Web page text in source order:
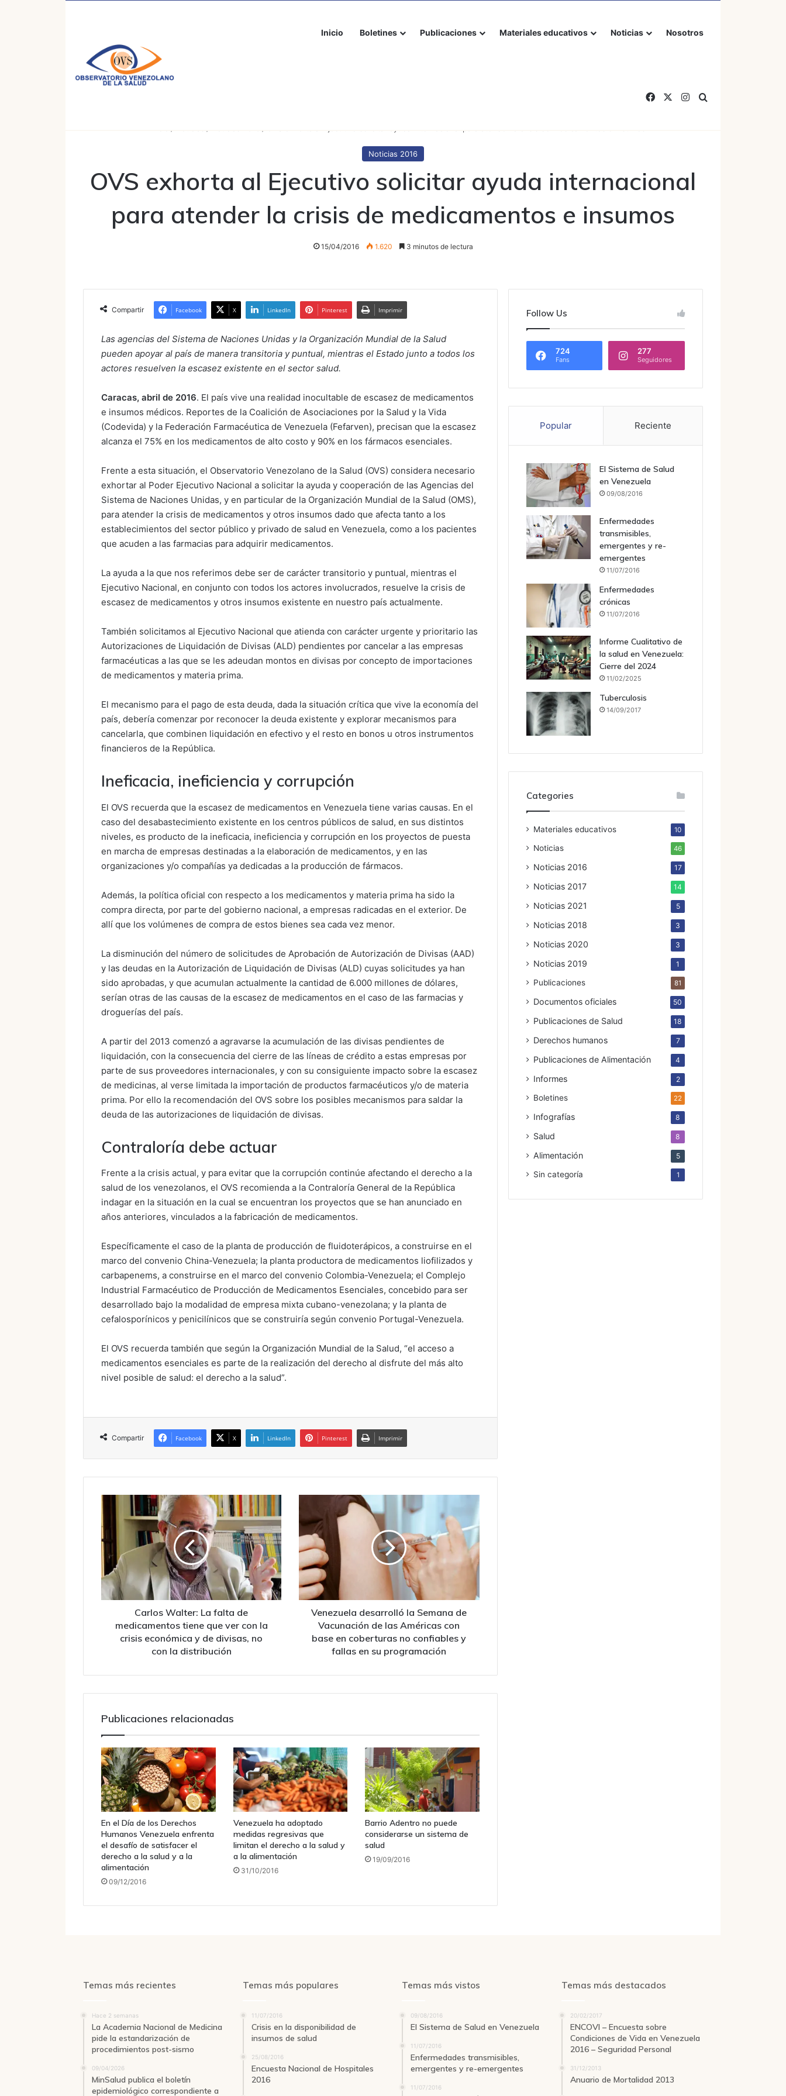
Inicio Boletines Publicaciones Materiales educativos Noticias Nosotros
FacebookInstagram
Noticias 2016
OVS exhorta al Ejecutivo solicitar ayuda internacional
para atender la crisis de medicamentos e insumos
15/04/2016 1.620 3 minutos de lectura
Compartir Facebook X LinkedIn Pinterest Imprimir
Las agencias del Sistema de Naciones Unidas y la Organización Mundial de la Salud
pueden apoyar al país de manera transitoria y puntual, mientras el Estado junto a todos los
actores resuelven la escasez existente en el sector salud.
Caracas, abril de 2016. El país vive una realidad inocultable de escasez de medicamentos
e insumos médicos. Reportes de la Coalición de Asociaciones por la Salud y la Vida
(Codevida) y la Federación Farmacéutica de Venezuela (Fefarven), precisan que la escasez
alcanza el 75% en los medicamentos de alto costo y 90% en los fármacos esenciales.
Frente a esta situación, el Observatorio Venezolano de la Salud (OVS) considera necesario
exhortar al Poder Ejecutivo Nacional a solicitar la ayuda y cooperación de las Agencias del
Sistema de Naciones Unidas, y en particular de la Organización Mundial de la Salud (OMS),
para atender la crisis de medicamentos y otros insumos dado que afecta tanto a los
establecimientos del sector público y privado de salud en Venezuela, como a los pacientes
que acuden a las farmacias para adquirir medicamentos.
La ayuda a la que nos referimos debe ser de carácter transitorio y puntual, mientras el
Ejecutivo Nacional, en conjunto con todos los actores involucrados, resuelve la crisis de
escasez de medicamentos y otros insumos existente en nuestro país actualmente.
También solicitamos al Ejecutivo Nacional que atienda con carácter urgente y prioritario las
Autorizaciones de Liquidación de Divisas (ALD) pendientes por cancelar a las empresas
farmacéuticas a las que se les adeudan montos en divisas por concepto de importaciones
de medicamentos y materia prima.
El mecanismo para el pago de esta deuda, dada la situación crítica que vive la economía del
país, debería comenzar por reconocer la deuda existente y explorar mecanismos para
cancelarla, que combinen liquidación en efectivo y el resto en bonos u otros instrumentos
financieros de la República.
Ineficacia, ineficiencia y corrupción
El OVS recuerda que la escasez de medicamentos en Venezuela tiene varias causas. En el
caso del desabastecimiento existente en los centros públicos de salud, en sus distintos
niveles, es producto de la ineficacia, ineficiencia y corrupción en los proyectos de puesta
en marcha de empresas destinadas a la elaboración de medicamentos, y en las
organizaciones y/o compañías ya dedicadas a la producción de fármacos.
Además, la política oficial con respecto a los medicamentos y materia prima ha sido la
compra directa, por parte del gobierno nacional, a empresas radicadas en el exterior. De
allí que los volúmenes de compra de estos bienes sea cada vez menor.
La disminución del número de solicitudes de Aprobación de Autorización de Divisas (AAD)
y las deudas en la Autorización de Liquidación de Divisas (ALD) cuyas solicitudes ya han
sido aprobadas, y que acumulan actualmente la cantidad de 6.000 millones de dólares,
serían otras de las causas de la escasez de medicamentos en el caso de las farmacias y
droguerías del país.
A partir del 2013 comenzó a agravarse la acumulación de las divisas pendientes de
liquidación, con la consecuencia del cierre de las líneas de crédito a estas empresas por
parte de sus proveedores internacionales, y con su consiguiente impacto sobre la escasez
de medicinas, al verse limitada la importación de productos farmacéuticos y/o de materia
prima. Por ello la recomendación del OVS sobre los posibles mecanismos para saldar la
deuda de las autorizaciones de liquidación de divisas.
Contraloría debe actuar
Frente a la crisis actual, y para evitar que la corrupción continúe afectando el derecho a la
salud de los venezolanos, el OVS recomienda a la Contraloría General de la República
indagar en la situación en la cual se encuentran los proyectos que se han anunciado en
años anteriores, vinculados a la fabricación de medicamentos.
Específicamente el caso de la planta de producción de fluidoterápicos, a construirse en el
marco del convenio China-Venezuela; la planta productora de medicamentos liofilizados y
carbapenems, a construirse en el marco del convenio Colombia-Venezuela; el Complejo
Industrial Farmacéutico de Producción de Medicamentos Esenciales, concebido para ser
desarrollado bajo la modalidad de empresa mixta cubano-venezolana; y la planta de
cefalosporínicos y penicilínicos que se construiría según convenio Portugal-Venezuela.
El OVS recuerda también que según la Organización Mundial de la Salud, “el acceso a
medicamentos esenciales es parte de la realización del derecho al disfrute del más alto
nivel posible de salud: el derecho a la salud”.
Compartir Facebook X LinkedIn Pinterest Imprimir
Walter:
La
falta
de
medicamentos
tiene
que
ver
no
la
distribución
Carlos Walter: La falta de
medicamentos tiene que ver con la
crisis económica y de divisas, no
con la distribución
desarrolló
la
Semana
de
Vacunación
de
las
Américas
con
coberturas
fallas
programación
Venezuela desarrolló la Semana de
Vacunación de las Américas con
base en coberturas no confiables y
fallas en su programación
Publicaciones relacionadas
En el Día de los Derechos
Humanos Venezuela enfrenta
el desafío de satisfacer el
derecho a la salud y a la
alimentación
09/12/2016
Venezuela ha adoptado
medidas regresivas que
limitan el derecho a la salud y
a la alimentación
31/10/2016
Barrio Adentro no puede
considerarse un sistema de
salud
19/09/2016
Follow Us
724
Fans
277
Seguidores
Popular Reciente
El Sistema de Salud
en Venezuela
09/08/2016
Enfermedades
transmisibles,
emergentes y re-
emergentes
11/07/2016
Enfermedades
crónicas
11/07/2016
Informe Cualitativo de
la salud en Venezuela:
Cierre del 2024
11/02/2025
Tuberculosis
14/09/2017
Categories
Materiales educativos 10
Noticias 46
Noticias 2016 17
Noticias 2017 14
Noticias 2021 5
Noticias 2018 3
Noticias 2020 3
Noticias 2019 1
Publicaciones 81
Documentos oficiales 50
Publicaciones de Salud 18
Derechos humanos 7
Publicaciones de Alimentación 4
Informes 2
Boletines 22
Infografías 8
Salud 8
Alimentación 5
Sin categoría 1
Temas más recientes
Hace 2 semanas
La Academia Nacional de Medicina
pide la estandarización de
procedimientos post-sismo
09/04/2026
MinSalud publica el boletín
epidemiológico correspondiente a
Temas más populares
11/07/2016
Crisis en la disponibilidad de
insumos de salud
25/08/2016
Encuesta Nacional de Hospitales
2016
Temas más vistos
09/08/2016
El Sistema de Salud en Venezuela
11/07/2016
Enfermedades transmisibles,
emergentes y re-emergentes
11/07/2016
Temas más destacados
20/02/2017
ENCOVI – Encuesta sobre
Condiciones de Vida en Venezuela
2016 – Seguridad Personal
31/12/2013
Anuario de Mortalidad 2013